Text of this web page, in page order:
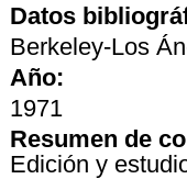
Datos
Berkeley-Los
Año:
1971
Resumen de
Edición y